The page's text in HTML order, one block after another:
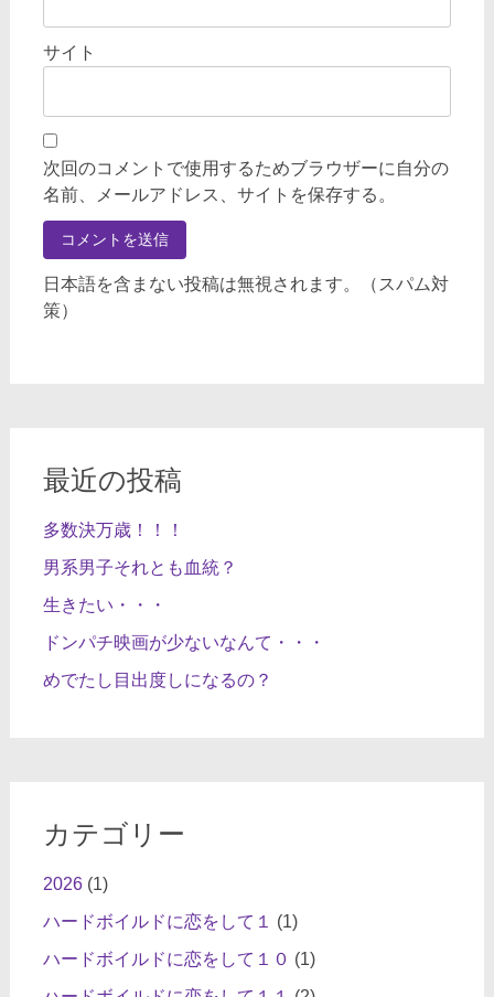
サイト
次回のコメントで使用するためブラウザーに自分の
名前、メールアドレス、サイトを保存する。
日本語を含まない投稿は無視されます。（スパム対
策）
最近の投稿
多数決万歳！！！
男系男子それとも血統？
生きたい・・・
ドンパチ映画が少ないなんて・・・
めでたし目出度しになるの？
カテゴリー
2026(1)
ハードボイルドに恋をして１
(1)
ハードボイルドに恋をして１０ (1)